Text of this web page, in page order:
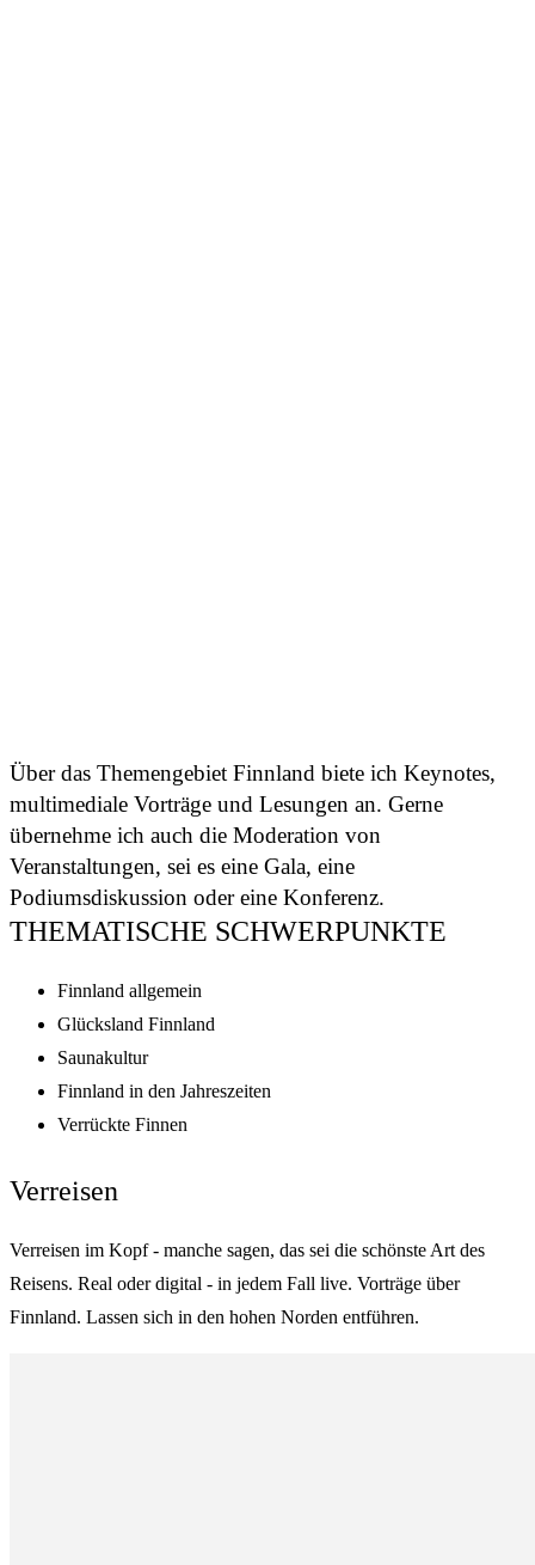
Über das Themengebiet Finnland biete ich Keynotes,
multimediale Vorträge und Lesungen an. Gerne
übernehme ich auch die Moderation von
Veranstaltungen, sei es eine Gala, eine
Podiumsdiskussion oder eine Konferenz.
THEMATISCHE SCHWERPUNKTE
Finnland allgemein
Glücksland Finnland
Saunakultur
Finnland in den Jahreszeiten
Verrückte Finnen
Verreisen
Verreisen im Kopf - manche sagen, das sei die schönste Art des
Reisens. Real oder digital - in jedem Fall live. Vorträge über
Finnland. Lassen sich in den hohen Norden entführen.